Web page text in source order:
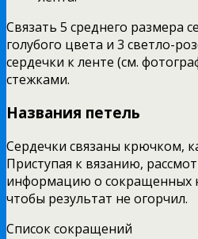
Связать 5 среднего размера
голубого цвета и 3 светло-
сердечки к ленте (см.
стежками.
Названия петель
Сердечки связаны крючком,
Приступая к вязанию,
информацию о сокращенных
чтобы результат не огорчил.
Список сокращений